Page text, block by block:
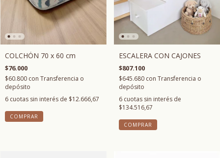
COLCHÓN 70 x 60 cm
$76.000
$60.800 con Transferencia o
depósito
6 cuotas sin interés de $12.666,67
COMPRAR
ESCALERA CON CAJONES
$807.100
$645.680 con Transferencia o
depósito
6 cuotas sin interés de
$134.516,67